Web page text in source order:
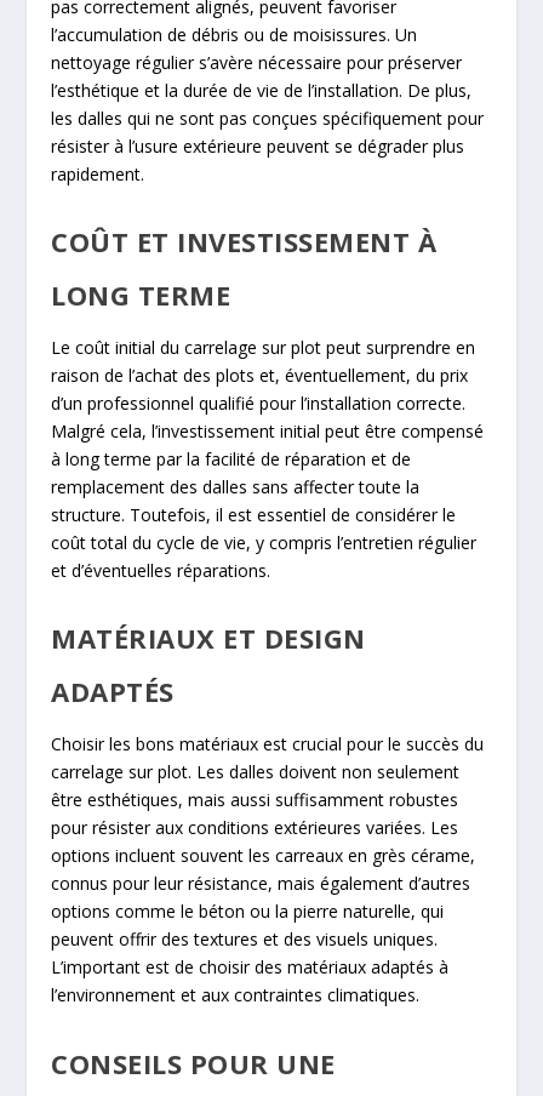
pas correctement alignés, peuvent favoriser
l’accumulation de débris ou de moisissures. Un
nettoyage régulier s’avère nécessaire pour préserver
l’esthétique et la durée de vie de l’installation. De plus,
les dalles qui ne sont pas conçues spécifiquement pour
résister à l’usure extérieure peuvent se dégrader plus
rapidement.
COÛT ET INVESTISSEMENT À
LONG TERME
Le coût initial du carrelage sur plot peut surprendre en
raison de l’achat des plots et, éventuellement, du prix
d’un professionnel qualifié pour l’installation correcte.
Malgré cela, l’investissement initial peut être compensé
à long terme par la facilité de réparation et de
remplacement des dalles sans affecter toute la
structure. Toutefois, il est essentiel de considérer le
coût total du cycle de vie, y compris l’entretien régulier
et d’éventuelles réparations.
MATÉRIAUX ET DESIGN
ADAPTÉS
Choisir les bons matériaux est crucial pour le succès du
carrelage sur plot. Les dalles doivent non seulement
être esthétiques, mais aussi suffisamment robustes
pour résister aux conditions extérieures variées. Les
options incluent souvent les carreaux en grès cérame,
connus pour leur résistance, mais également d’autres
options comme le béton ou la pierre naturelle, qui
peuvent offrir des textures et des visuels uniques.
L’important est de choisir des matériaux adaptés à
l’environnement et aux contraintes climatiques.
CONSEILS POUR UNE